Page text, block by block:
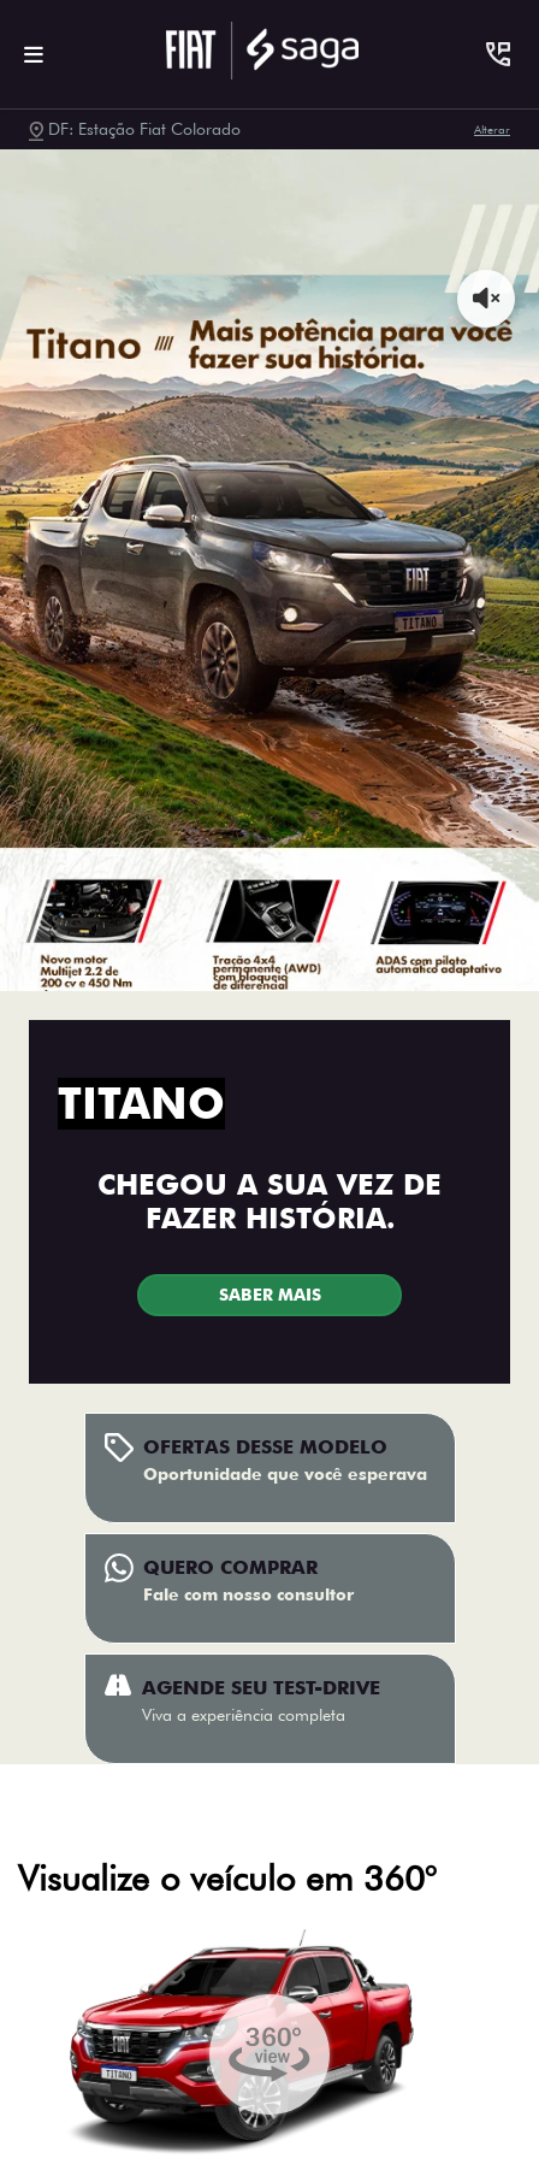
DF: Estação Fiat Colorado Alterar
TITANO
CHEGOU A SUA VEZ DE
FAZER HISTÓRIA.
SABER MAIS
OFERTAS DESSE MODELO
Oportunidade que você esperava
QUERO COMPRAR
Fale com nosso consultor
AGENDE SEU TEST-DRIVE
Viva a experiência completa
Visualize o veículo em 360°